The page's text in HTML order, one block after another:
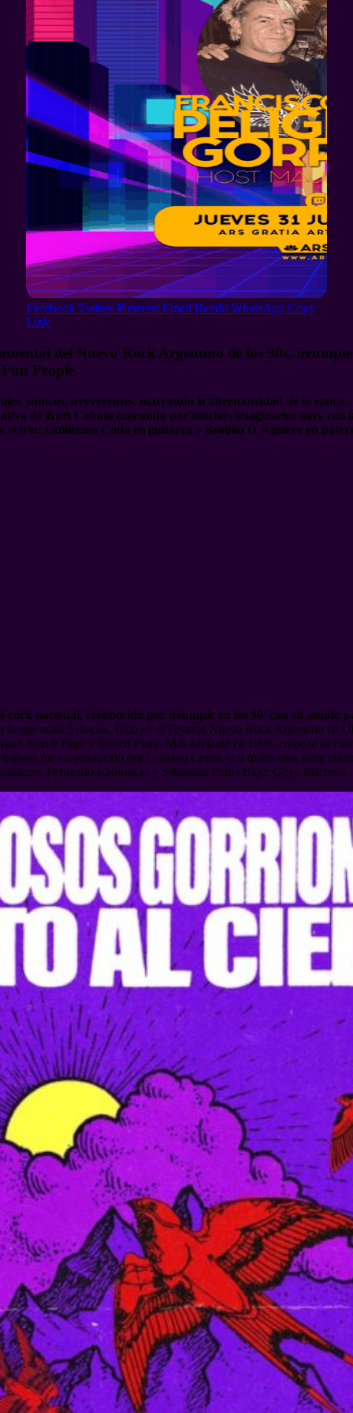
Facebook Twitter Pinterest Email Reddit WhatsApp Copy
Link
del Nuevo Rock Argentino de los 90s,
People.
sónicos, irreverentes, marcando la alternatividad de la época
de Kurt Cobain paseando por muchos imaginarios más, con
el trío: Guillermo Coda en guitarra y Braulio D´Aguirre en
nacional, reconocido por irrumpir en los 90’ con su sonido
la que editó 5 discos. Tocó en el Festival Nuevo Rock Argentino en
Jimmy Page y Robert Plant. Más adelante en 1999, empezó su
fue co-producido por Gustavo Cerati, con quién más tarde
Fernando Kabusacki y Sebastián Polo / Bajo: Goyo Martinez